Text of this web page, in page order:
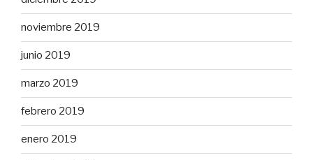
noviembre 2019
junio 2019
marzo 2019
febrero 2019
enero 2019